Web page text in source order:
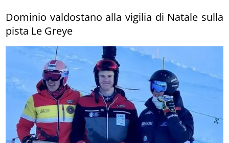
Dominio valdostano alla vigilia di Natale sulla
pista Le Greye